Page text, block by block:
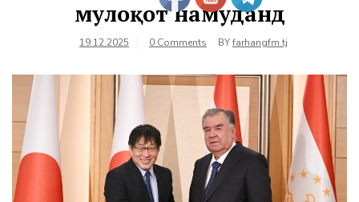
мулоқот намуданд
19.12.2025 0 Comments BYfarhangfm.tj